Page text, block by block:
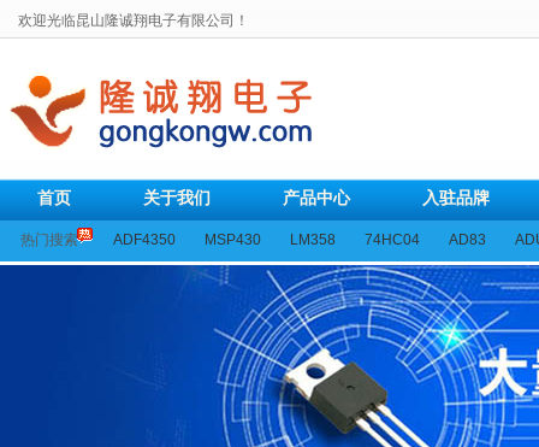
欢迎光临昆山隆诚翔电子有限公司！
首页 关于我们 产品中心 入驻品牌
热门搜索 ADF4350 MSP430 LM358 74HC04 AD83